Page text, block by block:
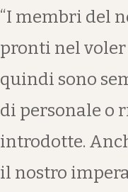
“I membri del
pronti nel
quindi sono
di personale o
introdotte.
il nostro